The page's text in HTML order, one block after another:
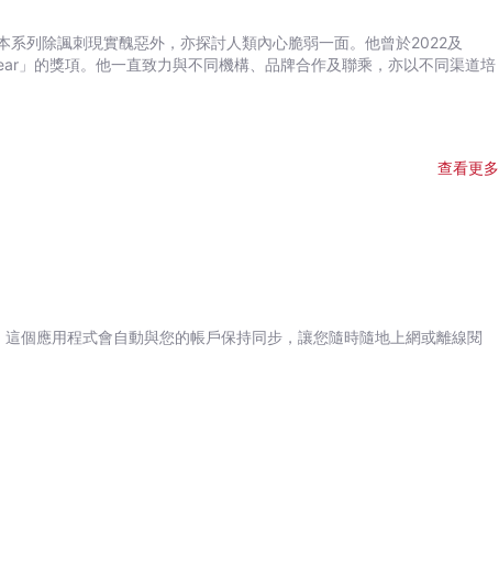
列除諷刺現實醜惡外，亦探討人類內心脆弱一面。他曾於2022及
」的獎項。他一直致力與不同機構、品牌合作及聯乘，亦以不同渠道培
查看更多
這個應用程式會自動與您的帳戶保持同步，讓您隨時隨地上網或離線閱